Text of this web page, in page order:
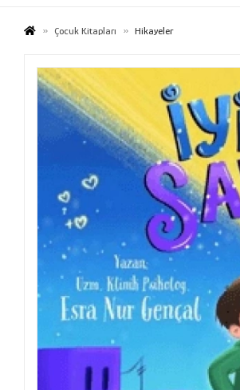
Çocuk Kitapları Hikayeler